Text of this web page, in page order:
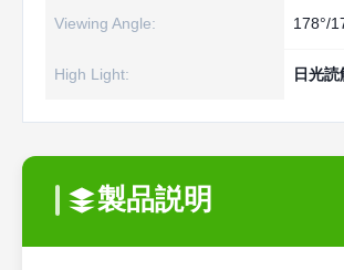
Viewing Angle: 178°/
High Light: 日光
製品説明